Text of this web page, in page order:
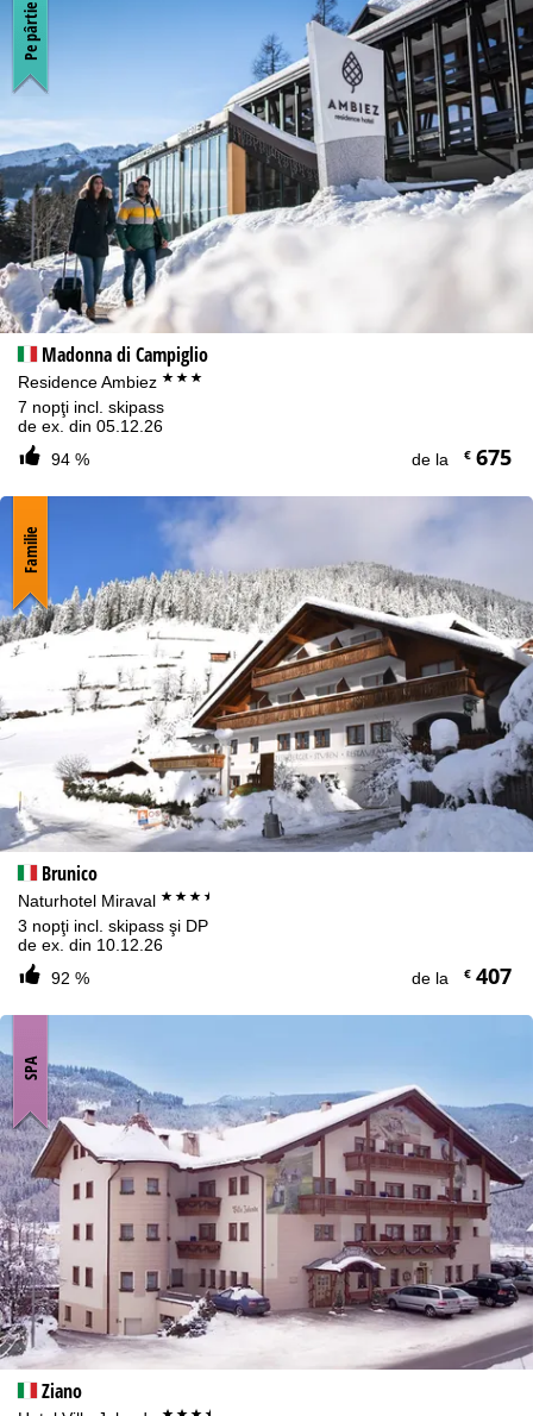
Madonna di Campiglio
Residence Ambiez ***
7 nopţi incl. skipass
de ex. din 05.12.26
94 %
de la €675
Pe pârtie
Brunico
Naturhotel Miraval ***+
3 nopţi incl. skipass şi DP
de ex. din 10.12.26
92 %
de la €407
Familie
Ziano
SPA